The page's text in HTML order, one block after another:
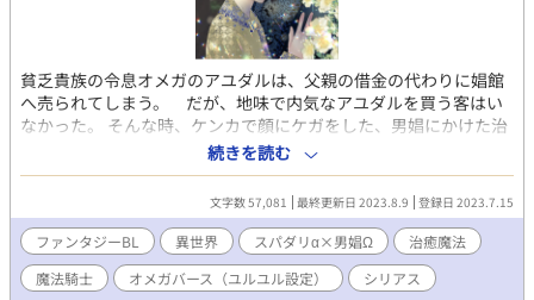
貧乏貴族の令息オメガのアユダルは、父親の借金の代わりに娼館
へ売られてしまう。 だが、地味で内気なアユダルを買う客はい
なかった。 そんな時、ケンカで顔にケガをした、男娼にかけた治
癒魔法が目をひき、アユダルを買う客があらわれる。 魔獣の襲撃
で家族と婚約者を失い、隠者のように暮らす裕福な騎士、アルフ
ァのレウニールだった。 レウニールはアユダルが抱かれるのは初
めてと知り、優しい気づかいを見せた。 アユダルは親切で優しい
レウニールに恋をし、ずっと側にいたくて、自分を愛人にして欲
しいと願うようになる。 レウニールもアユダルの誠実さや可愛さ
に心ひかれてゆくが、受け入れられない事情があった。 😏お話に
続きを読む
文字数 57,081 最終更新日 2023.8.9 登録日 2023.7.15
ファンタジーBL 異世界 スパダリα×男娼Ω
治癒魔法
魔法騎士
オメガバース（ユルユル設定） シリアス